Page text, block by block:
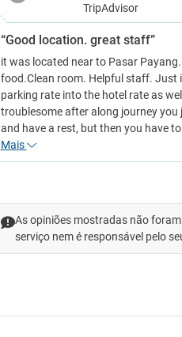
“Good location. great staff”
it was located near to Pasar
food.Clean room. Helpful staff. Just
parking rate into the hotel rate as
troublesome after along journey
and have a rest, but then you have
Mais
As opiniões mostradas não
serviço nem é responsável pelo